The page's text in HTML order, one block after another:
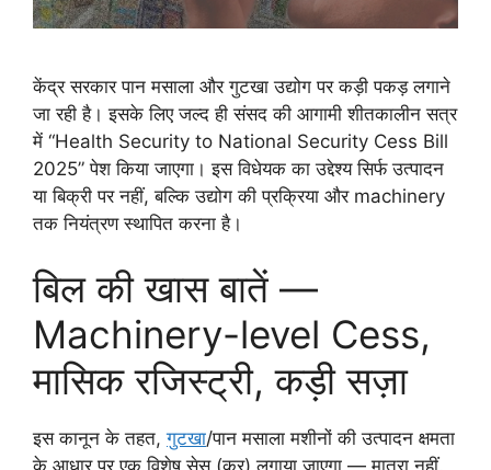
केंद्र सरकार पान मसाला और गुटखा उद्योग पर कड़ी पकड़ लगाने
जा रही है। इसके लिए जल्द ही संसद की आगामी शीतकालीन सत्र
में “Health Security to National Security Cess Bill
2025” पेश किया जाएगा। इस विधेयक का उद्देश्य सिर्फ उत्पादन
या बिक्री पर नहीं, बल्कि उद्योग की प्रक्रिया और machinery
तक नियंत्रण स्थापित करना है।
बिल की खास बातें —
Machinery-level Cess,
मासिक रजिस्ट्री, कड़ी सज़ा
इस कानून के तहत,गुटखा/पान मसाला मशीनों की उत्पादन क्षमता